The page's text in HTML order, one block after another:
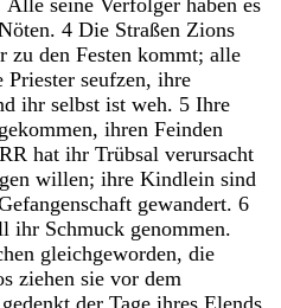
. 4 Die Straßen Zions
zu den Festen kommt; alle
Priester seufzen, ihre
ihr selbst ist weh. 5 Ihre
gekommen, ihren Feinden
hat ihr Trübsal verursacht
willen; ihre Kindlein sind
gewandert. 6
ihr Schmuck genommen.
gleichgeworden, die
ziehen sie vor dem
gedenkt der Tage ihres Elends